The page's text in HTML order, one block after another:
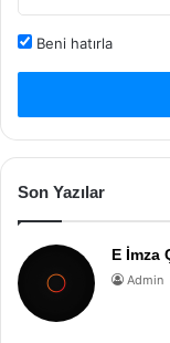
Beni hatırla
Son Yazılar
E İmza
Admin